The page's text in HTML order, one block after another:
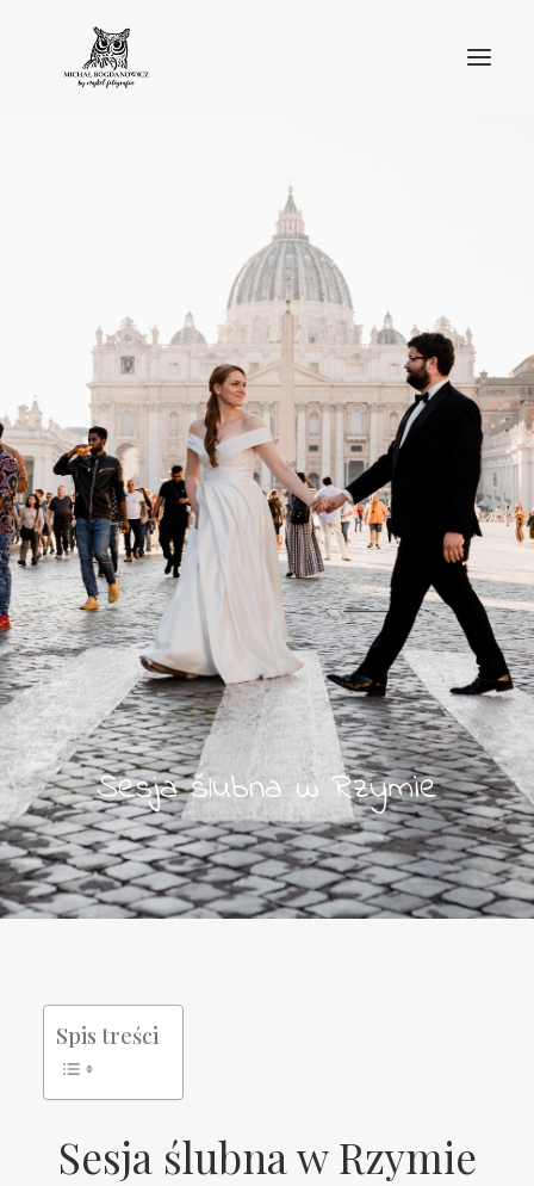
OFERTA
KONTAKT
Sesja ślubna w Rzymie
Spis treści
Sesja ślubna w Rzymie